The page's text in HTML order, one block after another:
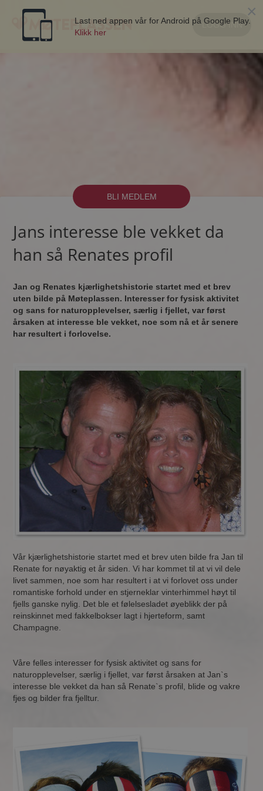
LOGG INN
BLI MEDLEM
×
Last ned appen vår for Android på Google Play.
Klikk her
Jans interesse ble vekket da
han så Renates profil
Jan og Renates kjærlighetshistorie startet med et brev
uten bilde på Møteplassen. Interesser for fysisk aktivitet
og sans for naturopplevelser, særlig i fjellet, var først
årsaken at interesse ble vekket, noe som nå et år senere
har resultert i forlovelse.
Vår kjærlighetshistorie startet med et brev uten bilde fra Jan til
Renate for nøyaktig et år siden. Vi har kommet til at vi vil dele
livet sammen, noe som har resultert i at vi forlovet oss under
romantiske forhold under en stjerneklar vinterhimmel høyt til
fjells ganske nylig. Det ble et følelsesladet øyeblikk der på
reinskinnet med fakkelbokser lagt i hjerteform, samt
Champagne.
Våre felles interesser for fysisk aktivitet og sans for
naturopplevelser, særlig i fjellet, var først årsaken at Jan`s
interesse ble vekket da han så Renate`s profil, blide og vakre
fjes og bilder fra fjelltur.